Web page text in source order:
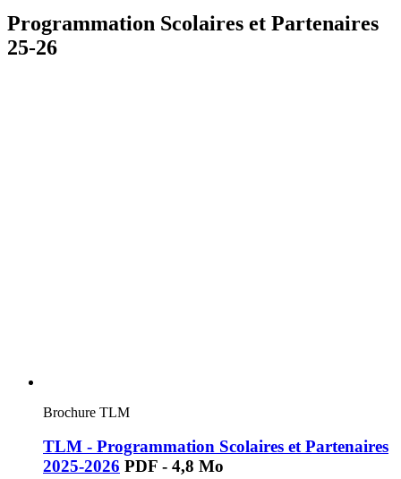
Programmation Scolaires et Partenaires
25-26
Brochure TLM
TLM - Programmation Scolaires et Partenaires
2025-2026 PDF - 4,8 Mo